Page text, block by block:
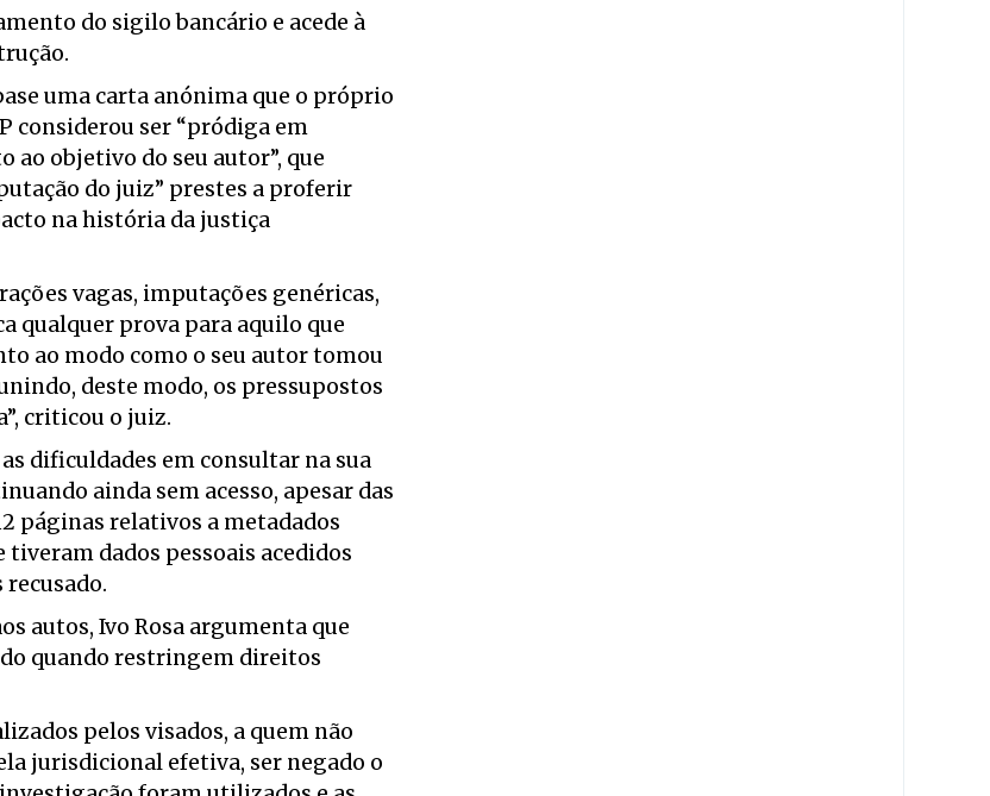
do sigilo bancário e acede à
uma carta anónima que o próprio
considerou ser “pródiga em
ao objetivo do seu autor”, que
do juiz” prestes a proferir
na história da justiça
vagas, imputações genéricas,
qualquer prova para aquilo que
ao modo como o seu autor tomou
deste modo, os pressupostos
criticou o juiz.
dificuldades em consultar na sua
ainda sem acesso, apesar das
páginas relativos a metadados
dados pessoais acedidos
recusado.
autos, Ivo Rosa argumenta que
quando restringem direitos
pelos visados, a quem não
jurisdicional efetiva, ser negado o